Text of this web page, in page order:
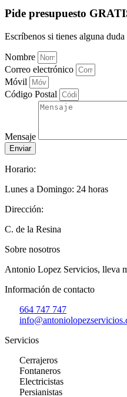
Pide presupuesto
Escríbenos si tienes alguna
Nombre
Correo electrónico
Móvil
Código Postal
Mensaje
Enviar
Horario:
Lunes a Domingo: 24 horas
Dirección:
C. de la Resina
Sobre nosotros
Antonio Lopez Servicios, lleva
Información de contacto
664 747 747
Servicios
Cerrajeros
Fontaneros
Electricistas
Persianistas